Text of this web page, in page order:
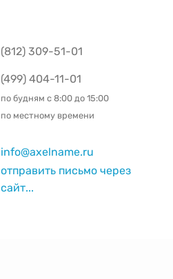
(812) 309-51-01
(499) 404-11-01
по будням с 8:00 до 15:00
по местному времени
info@axelname.ru
отправить письмо через
сайт...